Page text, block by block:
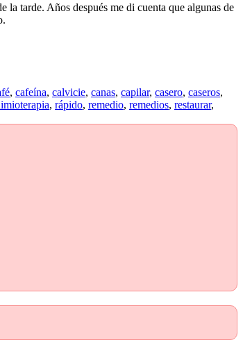
la tarde. Años después me di cuenta que algunas de
, cafeína, calvicie, canas, capilar, casero, caseros,
, rápido, remedio, remedios, restaurar,